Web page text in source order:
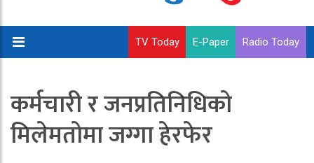
TV Today E-Paper Radio Today
कर्मचारी र जनप्रतिनिधिको
मिलेमतोमा जग्गा हेरफेर